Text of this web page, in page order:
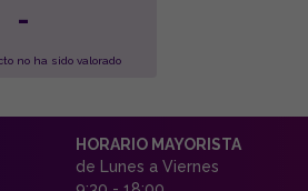
-
no ha sido valorado
HORARIO MAYORISTA
de Lunes a Viernes